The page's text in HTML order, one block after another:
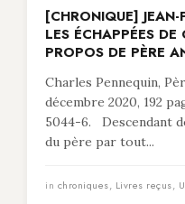
[CHRONIQUE]
LES ÉCHAPPÉES
PROPOS DE PÈRE
Charles Pennequin,
décembre 2020, 192
5044-6. Descendant
du père par tout...
in chroniques, Livres reçus,